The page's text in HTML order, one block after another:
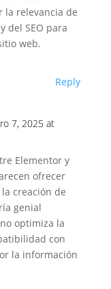
la relevancia de
del SEO para
web.
Reply
7, 2025 at
Elementor y
ofrecer
creación de
genial
optimiza la
con
la información